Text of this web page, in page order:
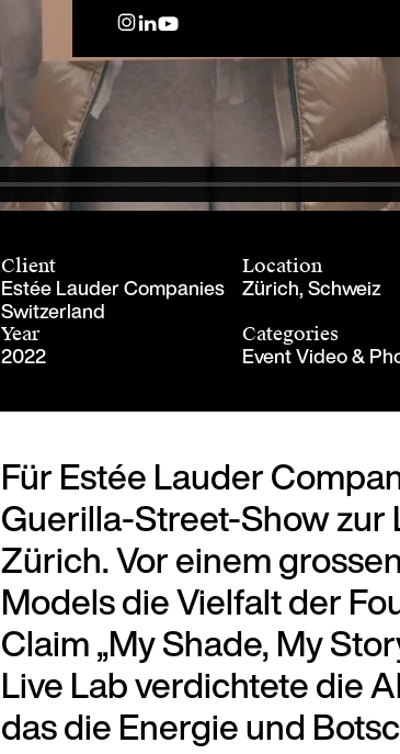
Client
Estée Lauder Companies
Switzerland
Year
2022
Location
Zürich, Schweiz
Categories
Event Video &
Für Estée Lauder
Guerilla-Street-Show zur
Zürich. Vor einem
Models die Vielfalt der
Claim „My Shade, My
Live Lab verdichtete die
das die Energie und